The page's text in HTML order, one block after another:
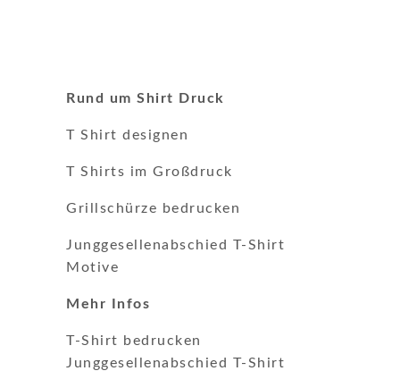
Rund um Shirt Druck
T Shirt designen
T Shirts im Großdruck
Grillschürze bedrucken
Junggesellenabschied T-Shirt
Motive
Mehr Infos
T-Shirt bedrucken
Junggesellenabschied T-Shirt